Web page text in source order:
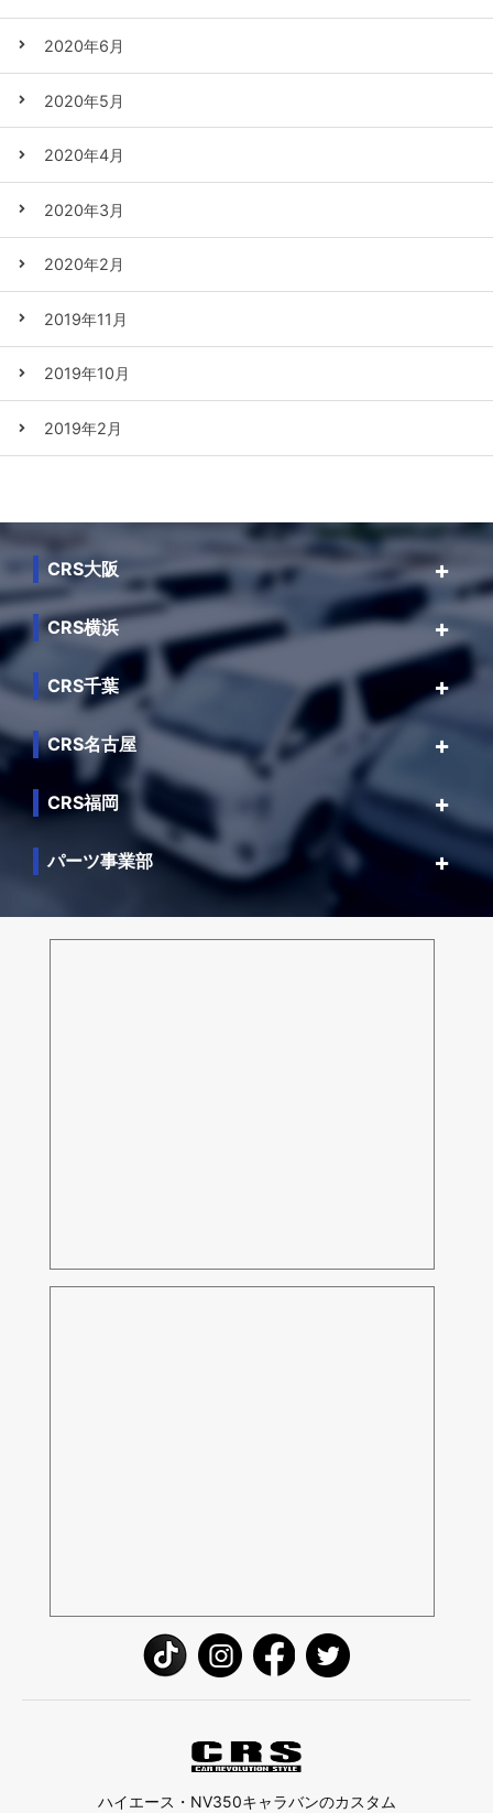
2020年6月
2020年5月
2020年4月
2020年3月
2020年2月
2019年11月
2019年10月
2019年2月
CRS大阪
CRS横浜
CRS千葉
CRS名古屋
CRS福岡
パーツ事業部
ハイエース・NV350キャラバンのカスタム